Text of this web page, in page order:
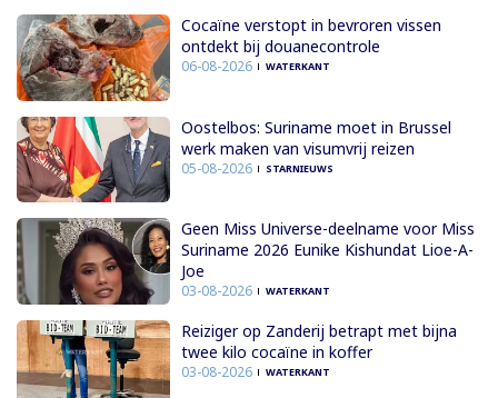
Cocaïne verstopt in bevroren vissen
ontdekt bij douanecontrole
06-08-2026 WATERKANT
Oostelbos: Suriname moet in Brussel
werk maken van visumvrij reizen
05-08-2026 STARNIEUWS
Geen Miss Universe-deelname voor Miss
Suriname 2026 Eunike Kishundat Lioe-A-
Joe
03-08-2026 WATERKANT
Reiziger op Zanderij betrapt met bijna
twee kilo cocaïne in koffer
03-08-2026 WATERKANT